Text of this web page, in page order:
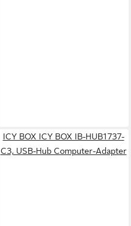
ICY BOX ICY BOX IB-HUB1737-
C3, USB-Hub Computer-Adapter